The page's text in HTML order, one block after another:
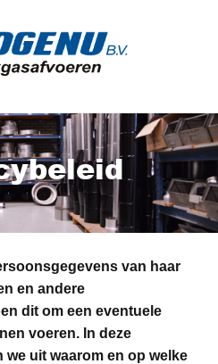
van haar
en andere
dit om een eventuele
voeren. In deze
uit waarom en op welke